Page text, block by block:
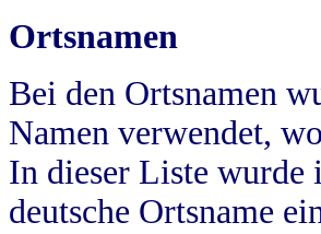
Ortsnamen
Bei den Ortsnamen
Namen verwendet,
In dieser Liste wurde
deutsche Ortsname